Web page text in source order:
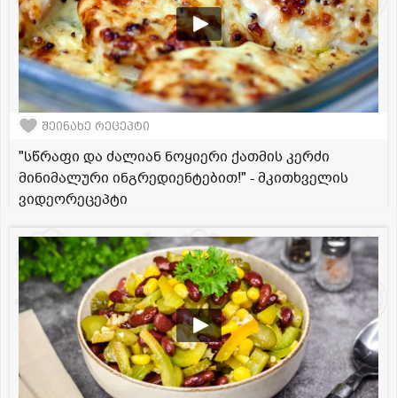
შეინახე რეცეპტი
"სწრაფი და ძალიან ნოყიერი ქათმის კერძი
მინიმალური ინგრედიენტებით!" - მკითხველის
ვიდეორეცეპტი